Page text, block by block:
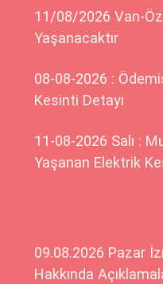
11/08/2026 Van-
Yaşanacaktır
08-08-2026 :
Kesinti Detayı
11-08-2026 Salı :
Yaşanan Elektrik
09.08.2026 Pazar
Hakkında